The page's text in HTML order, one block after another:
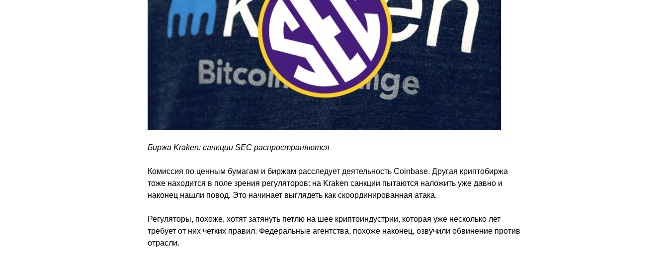
Биржа Kraken: санкции SEC распространяются
Комиссия по ценным бумагам и биржам расследует деятельность Coinbase. Другая криптобиржа
тоже находится в поле зрения регуляторов: на Kraken санкции пытаются наложить уже давно и
наконец нашли повод. Это начинает выглядеть как скоординированная атака.
Регуляторы, похоже, хотят затянуть петлю на шее криптоиндустрии, которая уже несколько лет
требует от них четких правил. Федеральные агентства, похоже наконец, озвучили обвинение против
отрасли.